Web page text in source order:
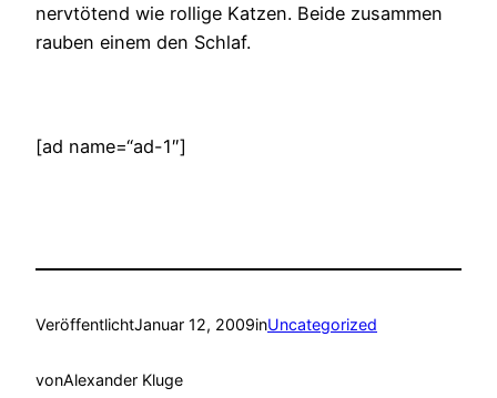
nervtötend wie rollige Katzen. Beide zusammen
rauben einem den Schlaf.
[ad name=“ad-1″]
VeröffentlichtJanuar 12, 2009inUncategorized
vonAlexander Kluge